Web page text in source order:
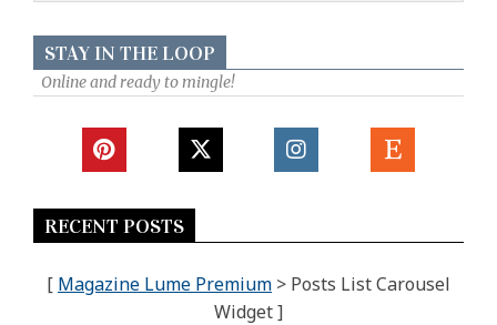
STAY IN THE LOOP
Online and ready to mingle!
RECENT POSTS
[ Magazine Lume Premium > Posts List Carousel
Widget ]